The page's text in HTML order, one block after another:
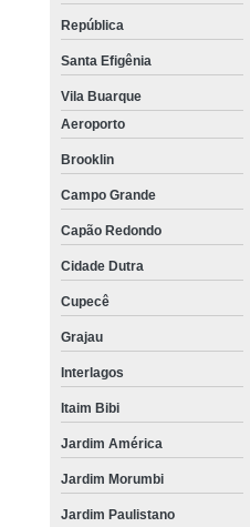
República
Santa Efigênia
Vila Buarque
Aeroporto
Brooklin
Campo Grande
Capão Redondo
Cidade Dutra
Cupecê
Grajau
Interlagos
Itaim Bibi
Jardim América
Jardim Morumbi
Jardim Paulistano